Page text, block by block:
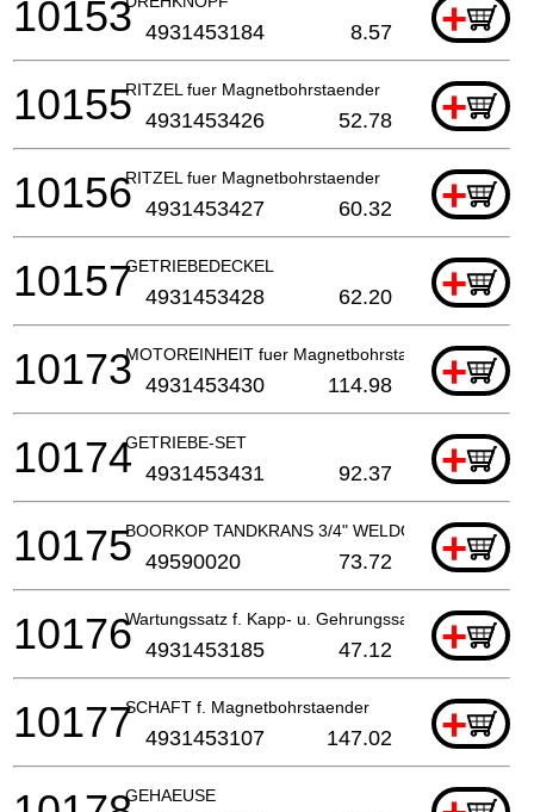
+
10153 4931453184 8.57
RITZEL fuer Magnetbohrstaender +
10155 4931453426 52.78
RITZEL fuer Magnetbohrstaender +
10156 4931453427 60.32
GETRIEBEDECKEL +
10157 4931453428 62.20
MOTOREINHEIT fuer Magnetbohrstaender+
10173 4931453430 114.98
GETRIEBE-SET +
10174 4931453431 92.37
BOORKOP TANDKRANS 3/4" WELDON NAAR 1/2" X
+
10175 49590020 73.72
Wartungssatz f. Kapp- u. Gehrungssaege+
10176 4931453185 47.12
SCHAFT f. Magnetbohrstaender +
10177 4931453107 147.02
GEHAEUSE